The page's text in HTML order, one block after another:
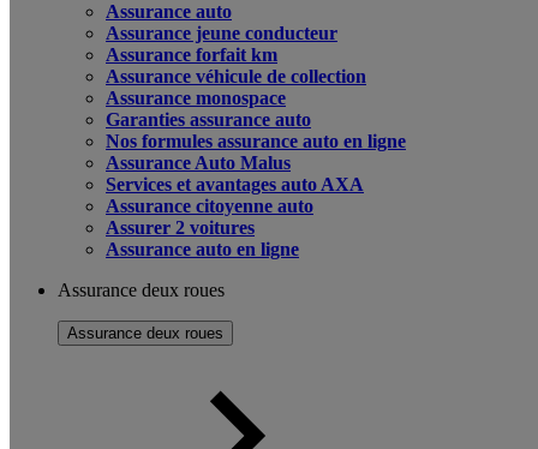
Assurance auto
Assurance jeune conducteur
Assurance forfait km
Assurance véhicule de collection
Assurance monospace
Garanties assurance auto
Nos formules assurance auto en ligne
Assurance Auto Malus
Services et avantages auto AXA
Assurance citoyenne auto
Assurer 2 voitures
Assurance auto en ligne
Assurance deux roues
Assurance deux roues